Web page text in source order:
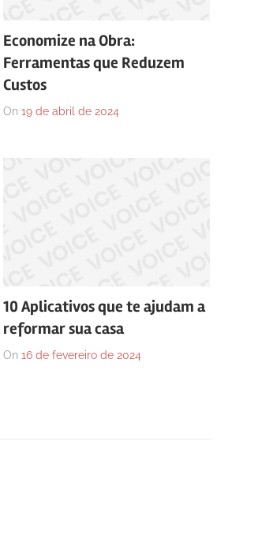
Economize na Obra:
Ferramentas que Reduzem
Custos
On19 de abril de 2024
10 Aplicativos que te ajudam a
reformar sua casa
On16 de fevereiro de 2024